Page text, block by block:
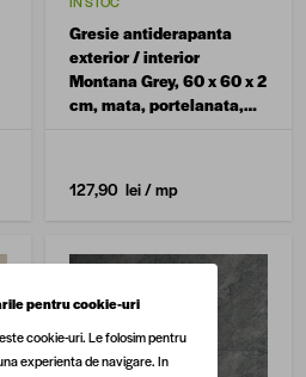
Gresie antiderapanta
exterior / interior
Montana Grey, 60 x 60 x 2
cm, mata, portelanata,
127,90 lei/ mp
pentru cookie-uri
cookie-uri. Le folosim pentru
experienta de navigare. In